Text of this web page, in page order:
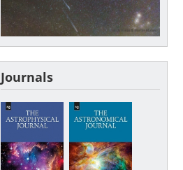
Journals